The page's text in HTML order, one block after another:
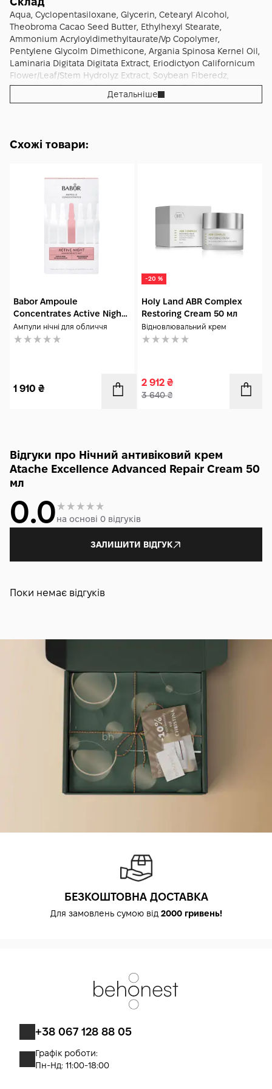
Aqua, Cyclopentasiloxane, Glycerin, Cetearyl Alcohol,
Theobroma Cacao Seed Butter, Ethylhexyl Stearate,
Ammonium Acryloyldimethyltaurate/Vp Copolymer,
Pentylene Glycolm Dimethicone, Argania Spinosa Kernel Oil,
Laminaria Digitata Digitata Extract, Eriodictyon Californicum
Flower/Leaf/Stem Hydrolyz Extract, Soybean Fiberedz,
Tocopheryl Acetate, Sodium Hyaluronate, Baicalin,
Phytosphingosine, Cholesterol, Butylene Glycol,
Ethylhexylglycerin, Ceramide Nop, Xanthan Gum, Carbomer,
Детальніше
Схожі товари:
Babor Ampoule
Concentrates Active Night
7x2 мл
Ампули нічні для обличчя
1 910 ₴
-20 %
Holy Land ABR Complex
Restoring Cream 50 мл
Відновлювальний крем
2 912 ₴
3 640₴
Відгуки про Нічний антивіковий крем
Atache Excellence Advanced Repair Cream 50
мл
0.0на основі 0 відгуків
ЗАЛИШИТИ ВІДГУК
Поки немає відгуків
БЕЗКОШТОВНА ДОСТАВКА
Для замовлень сумою від 2000 гривень!
+38 067 128 88 05
Графік роботи:
Пн-Нд: 11:00-18:00